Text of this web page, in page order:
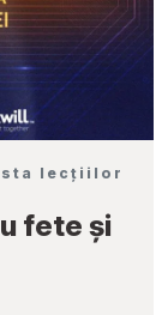
lecțiilor
fete și